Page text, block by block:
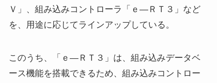
Ｖ」、組み込みコントローラ「ｅ―ＲＴ３」など
を、用途に応じてラインアップしている。
このうち、「ｅ―ＲＴ３」は、組み込みデータベ
ース機能を搭載できるため、組み込みコントロー